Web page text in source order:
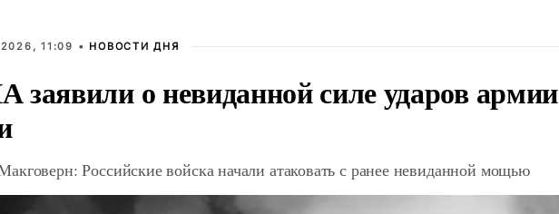
11:09 • НОВОСТИ ДНЯ
о невиданной силе ударов армии
Российские войска начали атаковать с ранее невиданной мощью